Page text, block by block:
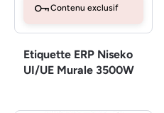
Contenu exclusif
Etiquette ERP Niseko
UI/UE Murale 3500W